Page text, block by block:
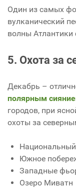
Один из самых
вулканический
волны
5. Охота за
Декабрь –
полярным
городов, при
охоты за
Южное
Западные
Озеро Миватн